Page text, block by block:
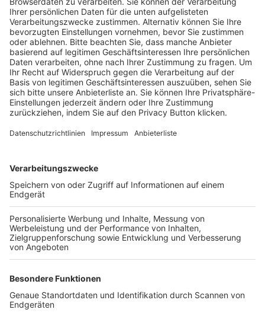
Trainerausbildung
Schulungsangebot Vereinsmitarbeiter
BFV-Geschäftsstellen
Trainerbörse
Login SpielPlus
FOLGE DEM BFV
TOP-VEREINE
TOP-PARTNER